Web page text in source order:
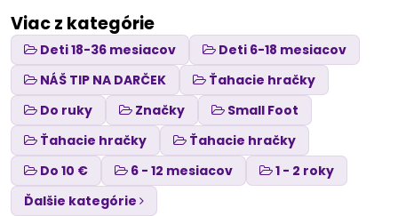
Viac z kategórie
Deti 18-36 mesiacov
Deti 6-18 mesiacov
NÁŠ TIP NA DARČEK
Ťahacie hračky
Do ruky
Značky
Small Foot
Ťahacie hračky
Ťahacie hračky
Do 10 €
6 - 12 mesiacov
1 - 2 roky
Ďalšie kategórie